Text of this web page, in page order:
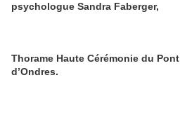
psychologue Sandra Faberger,
Thorame Haute Cérémonie du Pont
d’Ondres.